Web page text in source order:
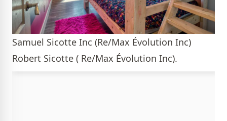
Samuel Sicotte Inc (Re/Max Évolution Inc)
Robert Sicotte ( Re/Max Évolution Inc).